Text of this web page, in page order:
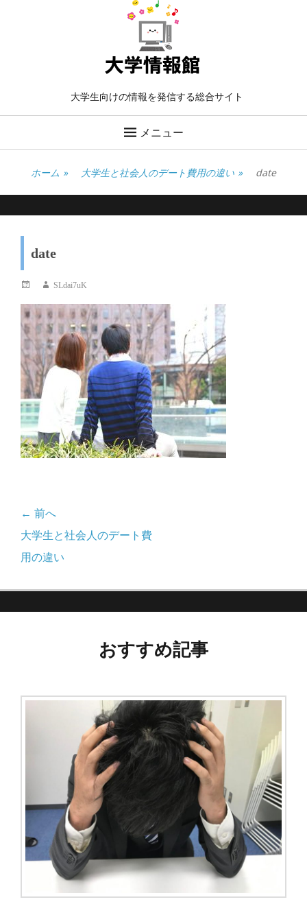
大学生向けの情報を発信する総合サイト
メニュー
ホーム » 大学生と社会人のデート費用の違い » date
date
投
日
投
者
SLdai7uK
投
稿
ビ
← 前へ
前
の
大学生と社会人のデート費
用の違い
おすすめ記事